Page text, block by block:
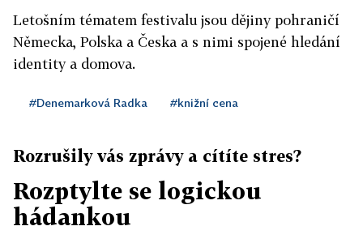
Letošním tématem festivalu jsou dějiny pohraničí
Německa, Polska a Česka a s nimi spojené hledání
identity a domova.
#Denemarková Radka #knižní cena
Rozrušily vás zprávy a cítíte stres?
Rozptylte se logickou
hádankou